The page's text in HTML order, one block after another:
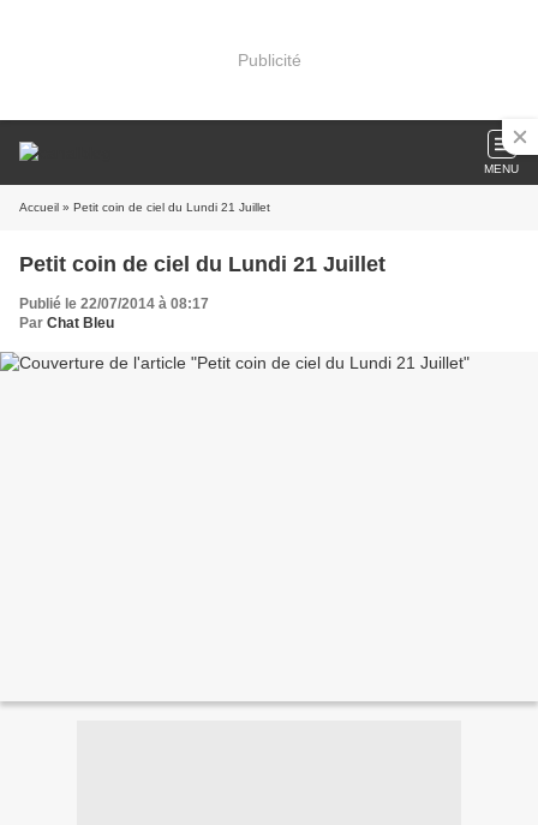
Publicité
MENU
Accueil » Petit coin de ciel du Lundi 21 Juillet
Petit coin de ciel du Lundi 21 Juillet
Publié le 22/07/2014 à 08:17
Par Chat Bleu